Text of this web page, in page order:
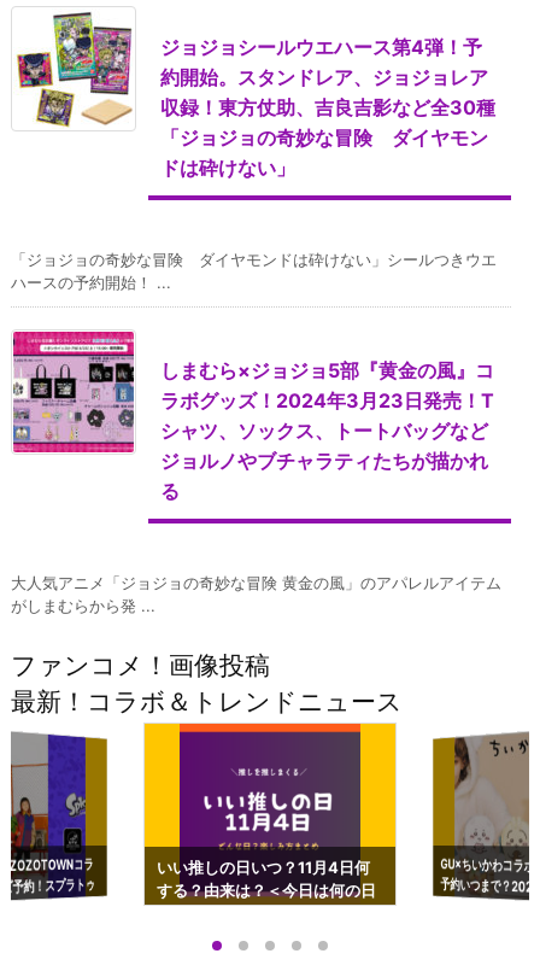
ジョジョシールウエハース第4弾！予
約開始。スタンドレア、ジョジョレア
収録！東方仗助、吉良吉影など全30種
「ジョジョの奇妙な冒険 ダイヤモン
ドは砕けない」
「ジョジョの奇妙な冒険 ダイヤモンドは砕けない」シールつきウエ
ハースの予約開始！ ...
しまむら×ジョジョ5部『黄金の風』コ
ラボグッズ！2024年3月23日発売！T
シャツ、ソックス、トートバッグなど
ジョルノやブチャラティたちが描かれ
る
大人気アニメ「ジョジョの奇妙な冒険 黄金の風」のアパレルアイテム
がしまむらから発 ...
ファンコメ！画像投稿
最新！コラボ＆トレンドニュース
コラ
予約！スプラトゥ
ップも渋谷Hz
いい推しの日いつ？11月4日何
する？由来は？＜今日は何の日
GU×ちいかわコラ
予約いつまで？
ーチやショルダー